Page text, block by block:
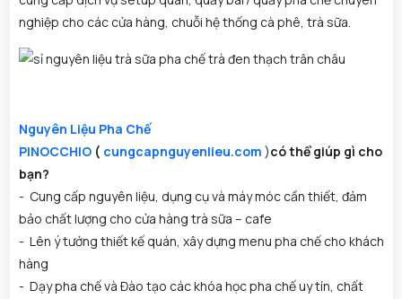
nghiệp cho các cửa hàng, chuỗi hệ thống cà phê, trà sữa.
Nguyên Liệu Pha Chế
PINOCCHIO( cungcapnguyenlieu.com )có thể giúp gì cho
bạn?
- Cung cấp nguyên liệu, dụng cụ và máy móc cần thiết, đảm
bảo chất lượng cho cửa hàng trà sữa – cafe
- Lên ý tưởng thiết kế quán, xây dựng menu pha chế cho khách
hàng
- Dạy pha chế và Đào tạo các khóa học pha chế uy tín, chất